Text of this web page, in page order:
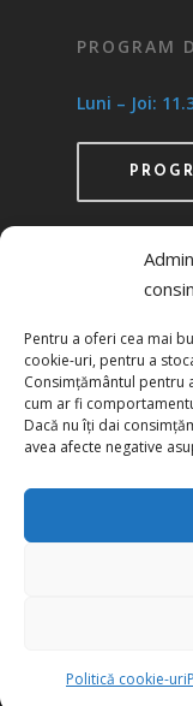
Pentru a oferi cea mai
cookie-uri, pentru a
Consimțământul pentru
cum ar fi
Dacă nu îți dai
avea afecte negative
Politică cookie-uri
PROGRAM
Luni – Joi:
prin HG
634/
Politica de
Politica de
© 2026 UCIMR.
facebookinstagram